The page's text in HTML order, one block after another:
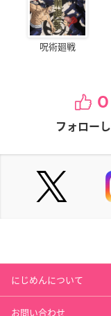
呪術廻戦
フォロー
にじめんについて
お問い合わせ